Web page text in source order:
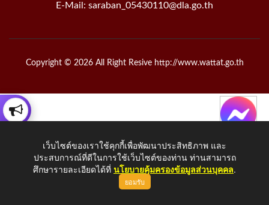
E-Mail: saraban_05430110@dla.go.th
Copyright © 2026 All Right Resive http://www.wattat.go.th
เว็บไซต์ของเราใช้คุกกี้เพื่อพัฒนาประสิทธิภาพ และ
ประสบการณ์ที่ดีในการใช้เว็บไซต์ของท่าน ท่านสามารถ
ศึกษารายละเอียดได้ที่ นโยบายคุ้มครองข้อมูลส่วนบุคคล.
ยอมรับ